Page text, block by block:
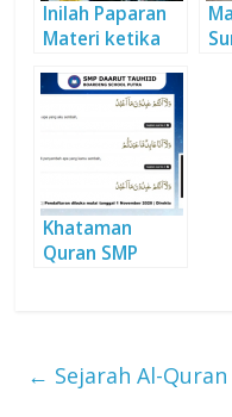
Inilah Paparan
Materi ketika
Khataman
Quran SMP
← Sejarah Al-